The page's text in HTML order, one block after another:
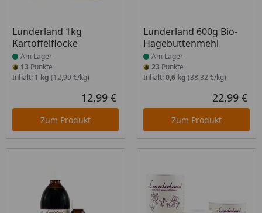
Lunderland 1kg
Kartoffelflocke
Produkt am Lager
Am Lager
13 Punkte
Inhalt: 1 kg (12,99 €/kg)
Aktueller Preis
12,99 €
Zum Produkt
Lunderland 600g Bio-
Hagebuttenmehl
Produkt am Lager
Am Lager
23Punkte
Inhalt: 0,6 kg (38,32 €/kg)
22,99 €
Zum Produkt